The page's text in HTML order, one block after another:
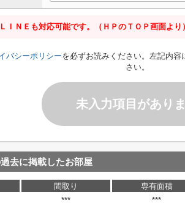
ＩＮＥも対応可能です。（ＨＰのＴＯＰ画面より）
バシーポリシーを必ずお読みください。左記内
さい。
未入力項目があり
去に掲載したお部屋
間取り 専有面積
*** ***